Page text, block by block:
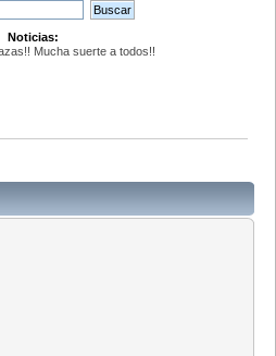
Noticias:
Mucha suerte a todos!!